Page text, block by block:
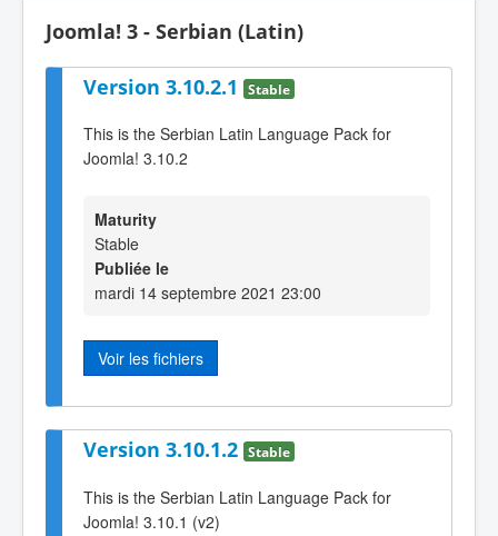
Joomla! 3 - Serbian (Latin)
Version 3.10.2.1 Stable
This is the Serbian Latin Language Pack for
Joomla! 3.10.2
Maturity
Stable
Publiée le
mardi 14 septembre 2021 23:00
Voir les fichiers
Version 3.10.1.2 Stable
This is the Serbian Latin Language Pack for
Joomla! 3.10.1 (v2)